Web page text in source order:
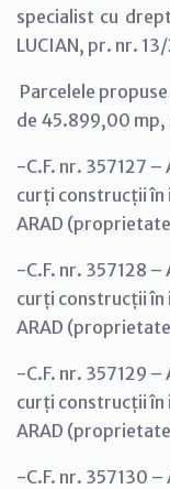
specialist cu
LUCIAN, pr. nr.
Parcelele
de 45.899,00
-C.F. nr. 357127
curți construcții în
ARAD
-C.F. nr. 357128
curți construcții în
ARAD
-C.F. nr. 357129
curți construcții în
ARAD
-C.F. nr. 357130